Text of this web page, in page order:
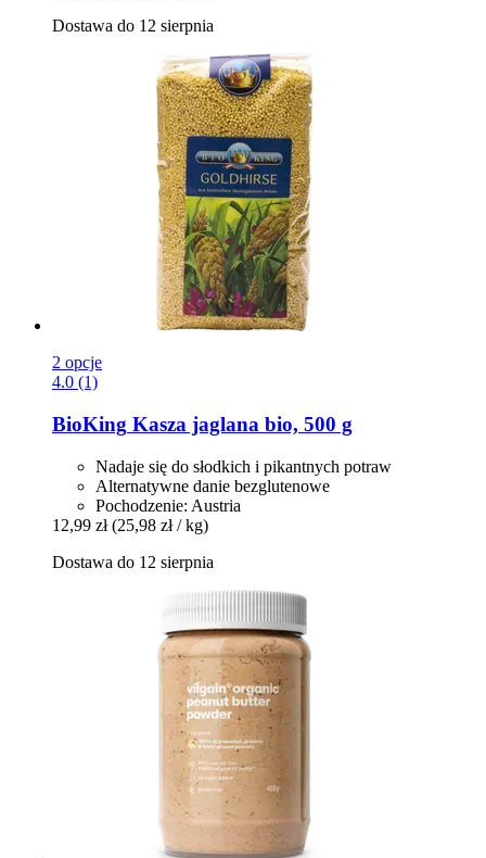
Dostawa do 12 sierpnia
2 opcje
4.0 (1)
BioKing Kasza jaglana bio, 500 g
Nadaje się do słodkich i pikantnych potraw
Alternatywne danie bezglutenowe
Pochodzenie: Austria
12,99 zł (25,98 zł / kg)
Dostawa do 12 sierpnia